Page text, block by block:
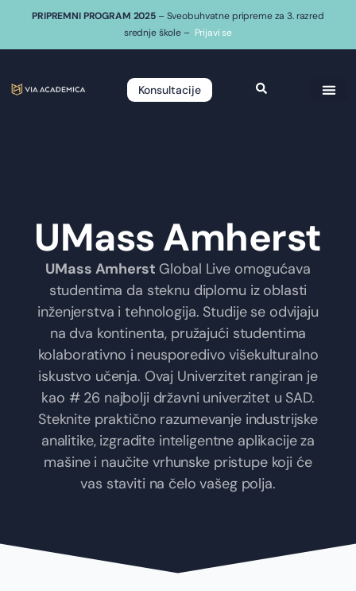
PRIPREMNI PROGRAM 2025 – Sveobuhvatne pripreme za 3. razred
srednje škole – Prijavi se
Konsultacije
UMass Amherst
UMass Amherst Global Live omogućava
studentima da steknu diplomu iz oblasti
inženjerstva i tehnologija. Studije se odvijaju
na dva kontinenta, pružajući studentima
kolaborativno i neusporedivo višekulturalno
iskustvo učenja. Ovaj Univerzitet rangiran je
kao # 26 najbolji državni univerzitet u SAD.
Steknite praktično razumevanje industrijske
analitike, izgradite inteligentne aplikacije za
mašine i naučite vrhunske pristupe koji će
vas staviti na čelo vašeg polja.